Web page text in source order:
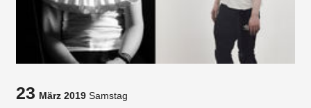
23März 2019 Samstag